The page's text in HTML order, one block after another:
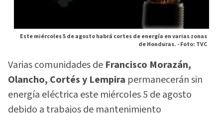
Este miércoles 5 de agosto habrá cortes de energía en varias zonas
de Honduras. -Foto: TVC
Varias comunidades de Francisco Morazán,
Olancho, Cortés y Lempira permanecerán sin
energía eléctrica este miércoles 5 de agosto
debido a trabajos de mantenimiento